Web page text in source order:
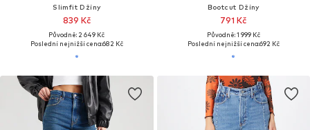
Slimfit Džíny
839 Kč
Původně: 2 649 Kč
Poslední nejnižší cena:682 Kč
Bootcut Džíny
791 Kč
Původně: 1 999 Kč
Poslední nejnižší cena:692 Kč